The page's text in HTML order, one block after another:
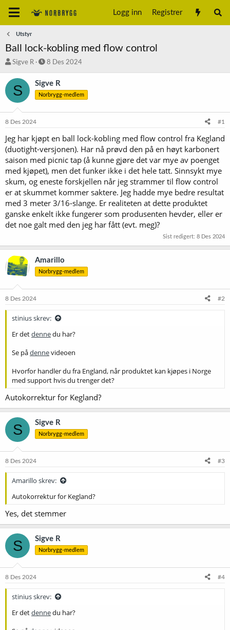
Logg inn Registrer
Utstyr
Ball lock-kobling med flow control
T
å
d
t
e
r
Sigve R
S
a
r
t
o
8 Des 2024
S Sigve R
Norbrygg-medlem
8 Des 2024 #1
Jeg har kjøpt en ball lock-kobling med flow control fra Kegland
(duotight-versjonen). Har nå prøvd den på en høyt karbonert
saison med picnic tap (å kunne gjøre det var mye av poenget
med kjøpet), men det funker ikke i det hele tatt. Sinnsykt mye
skum, og eneste forskjellen når jeg strammer til flow control
er at skummet kommer saktere. Jeg hadde mye bedre resultat
med 3 meter 3/16-slange. Er realiteten at dette produktet
ganske enkelt ikke fungerer som produsenten hevder, eller er
det noe galt med den jeg har fått (evt. meg)?
Sist redigert: 8 Des 2024
Amarillo
Norbrygg-medlem
8 Des 2024 #2
stinius skrev:
Er detdennedu har?
Se pådennevideoen
Hvorfor handler du fra England, når produktet kan kjøpes i Norge
med support hvis du trenger det?
Autokorrektur for Kegland?
S Sigve R
Norbrygg-medlem
8 Des 2024 #3
Amarillo skrev:
Autokorrektur for Kegland?
Yes, det stemmer
S Sigve R
Norbrygg-medlem
8 Des 2024 #4
stinius skrev:
Er detdennedu har?